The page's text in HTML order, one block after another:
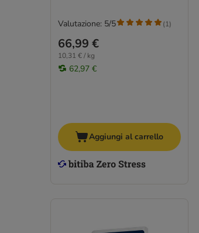
66,99 €
10,31 € / kg
62,97 €
Valutazione: 5/5 (1)
Aggiungi al carrello